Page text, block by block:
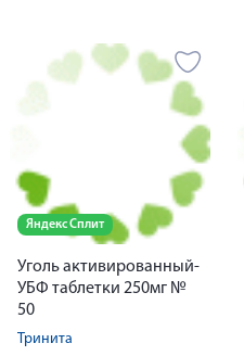
Яндекс Сплит
Уголь активированный-
УБФ таблетки 250мг №
50
Тринита